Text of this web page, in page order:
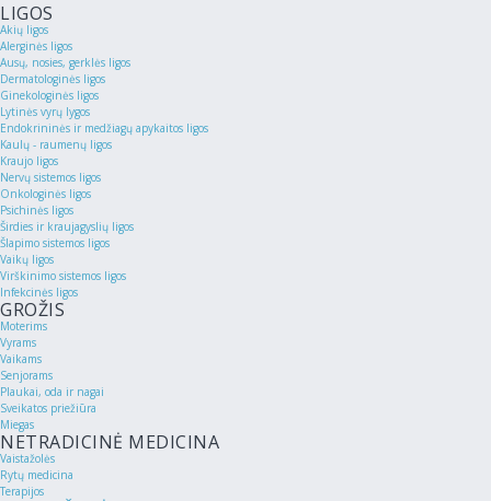
LIGOS
Akių ligos
Alerginės ligos
Ausų, nosies, gerklės ligos
Dermatologinės ligos
Ginekologinės ligos
Lytinės vyrų lygos
Endokrininės ir medžiagų apykaitos ligos
Kaulų - raumenų ligos
Kraujo ligos
Nervų sistemos ligos
Onkologinės ligos
Psichinės ligos
Širdies ir kraujagyslių ligos
Šlapimo sistemos ligos
Vaikų ligos
Virškinimo sistemos ligos
Infekcinės ligos
GROŽIS
Moterims
Vyrams
Vaikams
Senjorams
Plaukai, oda ir nagai
Sveikatos priežiūra
Miegas
NETRADICINĖ MEDICINA
Vaistažolės
Rytų medicina
Terapijos